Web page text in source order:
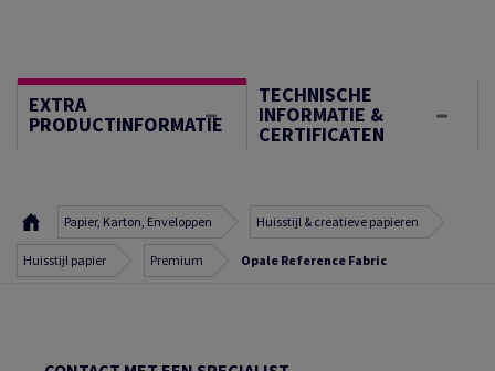
EXTRA
PRODUCTINFORMATIE
TECHNISCHE
INFORMATIE &
CERTIFICATEN
Papier, Karton, Enveloppen Huisstijl & creatieve papieren
Huisstijl papier Premium Opale Reference Fabric